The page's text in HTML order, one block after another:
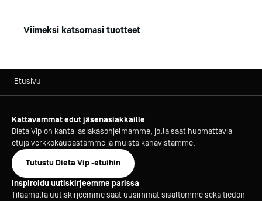
Viimeksi katsomasi tuotteet
Etusivu
Kattavammat edut jäsenasiakkaille
Dieta Vip on kanta-asiakasohjelmamme, jolla saat huomattavia
etuja verkkokaupastamme ja muista kanavistamme.
Tutustu Dieta Vip -etuihin
Inspiroidu uutiskirjeemme parissa
Tilaamalla uutiskirjeemme saat uusimmat sisältömme sekä tiedon